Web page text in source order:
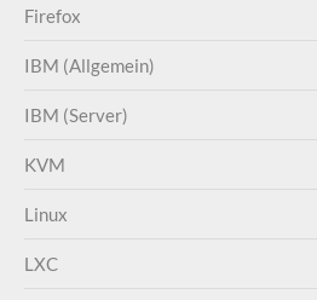
Firefox
IBM (Allgemein)
IBM (Server)
KVM
Linux
LXC